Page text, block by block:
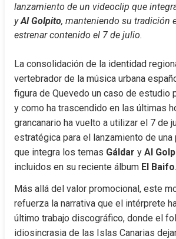
lanzamiento de un videoclip que
y Al Golpito, manteniendo su tradición
estrenar contenido el 7 de julio.
La consolidación de la identidad
vertebrador de la música urbana
figura de Quevedo un caso de estudio
y como ha trascendido en las últimas
grancanario ha vuelto a utilizar el 7 de
estratégica para el lanzamiento de
que integra los temas Gáldar y Al
incluidos en su reciente álbum El Baifo.
Más allá del valor promocional, este
refuerza la narrativa que el intérprete
último trabajo discográfico, donde el
idiosincrasia de las Islas Canarias